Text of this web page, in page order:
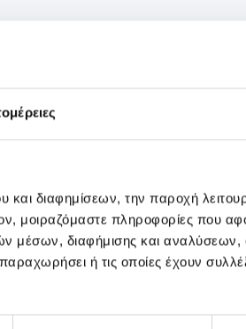
και διαφημίσεων, την παροχή
μοιραζόμαστε πληροφορίες που
μέσων, διαφήμισης και αναλύσεων,
ή τις οποίες έχουν
11/06/2026
και laser: Το ΙΑΣΩ
στα Τρίκαλα